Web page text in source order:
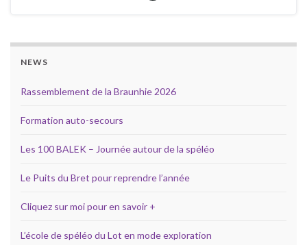
NEWS
Rassemblement de la Braunhie 2026
Formation auto-secours
Les 100 BALEK – Journée autour de la spéléo
Le Puits du Bret pour reprendre l’année
Cliquez sur moi pour en savoir +
L’école de spéléo du Lot en mode exploration